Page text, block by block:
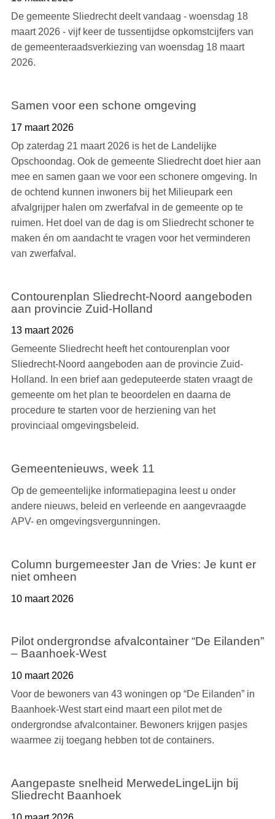
De gemeente Sliedrecht deelt vandaag - woensdag 18
maart 2026 - vijf keer de tussentijdse opkomstcijfers van
de gemeenteraadsverkiezing van woensdag 18 maart
2026.
Samen voor een schone omgeving
17 maart 2026
Op zaterdag 21 maart 2026 is het de Landelijke
Opschoondag. Ook de gemeente Sliedrecht doet hier aan
mee en samen gaan we voor een schonere omgeving. In
de ochtend kunnen inwoners bij het Milieupark een
afvalgrijper halen om zwerfafval in de gemeente op te
ruimen. Het doel van de dag is om Sliedrecht schoner te
maken én om aandacht te vragen voor het verminderen
van zwerfafval.
Contourenplan Sliedrecht-Noord aangeboden
aan provincie Zuid-Holland
13 maart 2026
Gemeente Sliedrecht heeft het contourenplan voor
Sliedrecht-Noord aangeboden aan de provincie Zuid-
Holland. In een brief aan gedeputeerde staten vraagt de
gemeente om het plan te beoordelen en daarna de
procedure te starten voor de herziening van het
provinciaal omgevingsbeleid.
Gemeentenieuws, week 11
Op de gemeentelijke informatiepagina leest u onder
andere nieuws, beleid en verleende en aangevraagde
APV- en omgevingsvergunningen.
Column burgemeester Jan de Vries: Je kunt er
niet omheen
10 maart 2026
Pilot ondergrondse afvalcontainer “De Eilanden”
– Baanhoek-West
10 maart 2026
Voor de bewoners van 43 woningen op “De Eilanden” in
Baanhoek-West start eind maart een pilot met de
ondergrondse afvalcontainer. Bewoners krijgen pasjes
waarmee zij toegang hebben tot de containers.
Aangepaste snelheid MerwedeLingeLijn bij
Sliedrecht Baanhoek